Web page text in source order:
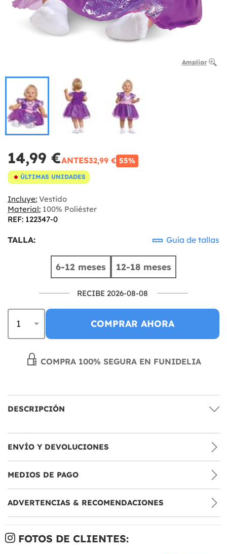
Ampliar
14,99 €ANTES32,99 € 55%
ÚLTIMAS UNIDADES
Incluye: Vestido
Material: 100% Poliéster
REF: 122347-0
TALLA: Guía de tallas
6-12 meses 12-18 meses
RECIBE 2026-08-08
COMPRAR AHORA
COMPRA 100% SEGURA EN FUNIDELIA
DESCRIPCIÓN
ENVÍO Y DEVOLUCIONES
MEDIOS DE PAGO
ADVERTENCIAS & RECOMENDACIONES
FOTOS DE CLIENTES: